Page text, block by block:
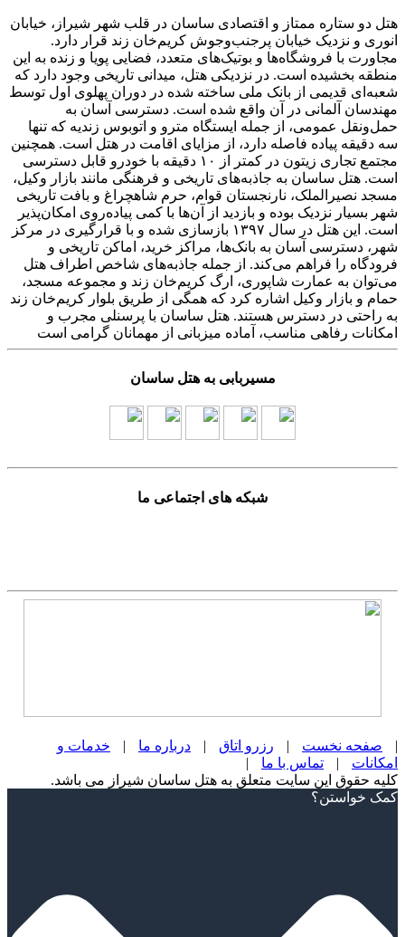
هتل دو ستاره ممتاز و اقتصادی ساسان در قلب شهر شیراز، خیابان
انوری و نزدیک خیابان پرجنب‌وجوش کریم‌خان زند قرار دارد.
مجاورت با فروشگاه‌ها و بوتیک‌های متعدد، فضایی پویا و زنده به این
منطقه بخشیده است. در نزدیکی هتل، میدانی تاریخی وجود دارد که
شعبه‌ای قدیمی از بانک ملی ساخته شده در دوران پهلوی اول توسط
مهندسان آلمانی در آن واقع شده است. دسترسی آسان به
حمل‌ونقل عمومی، از جمله ایستگاه مترو و اتوبوس زندیه که تنها
سه دقیقه پیاده فاصله دارد، از مزایای اقامت در هتل است. همچنین
مجتمع تجاری زیتون در کمتر از ۱۰ دقیقه با خودرو قابل دسترسی
است. هتل ساسان به جاذبه‌های تاریخی و فرهنگی مانند بازار وکیل،
مسجد نصیرالملک، نارنجستان قوام، حرم شاهچراغ و بافت تاریخی
شهر بسیار نزدیک بوده و بازدید از آن‌ها با کمی پیاده‌روی امکان‌پذیر
است. این هتل در سال ۱۳۹۷ بازسازی شده و با قرارگیری در مرکز
شهر، دسترسی آسان به بانک‌ها، مراکز خرید، اماکن تاریخی و
فرودگاه را فراهم می‌کند. از جمله جاذبه‌های شاخص اطراف هتل
می‌توان به عمارت شاپوری، ارگ کریم‌خان زند و مجموعه مسجد،
حمام و بازار وکیل اشاره کرد که همگی از طریق بلوار کریم‌خان زند
به راحتی در دسترس هستند. هتل ساسان با پرسنلی مجرب و
امکانات رفاهی مناسب، آماده میزبانی از مهمانان گرامی است
مسیربابی به هتل ساسان
شبکه های اجتماعی ما
| صفحه نخست | رزرو اتاق | درباره ما |
خدمات و
امکانات
| تماس با ما
|
کلیه حقوق این سایت متعلق به هتل ساسان شیراز می باشد.
Scroll
کمک خواستن؟